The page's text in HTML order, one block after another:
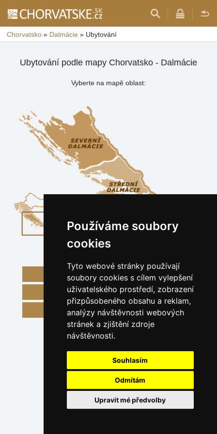
Používáme soubory
cookies
Tyto webové stránky používají
soubory cookies s cílem vylepšení
uživatelského prostředí, zobrazení
přizpůsobeného obsahu a reklam,
analýzy návštěvnosti webových
stránek a zjištění zdroje
návštěvnosti.
Souhlasím
Odmítám
Upravit mé předvolby
Chorvatsko » Dalmácie » Ubytování
Ubytování podle mapy Chorvatsko - Dalmácie
Vyberte na mapě oblast:
Severní Dalmácie
Střední Dalmácie
Region Dubrovník